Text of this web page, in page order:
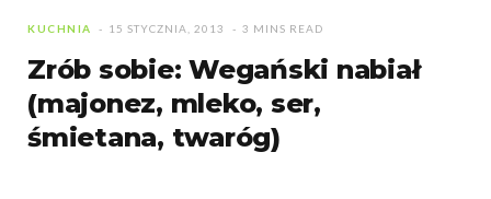
KUCHNIA 15 STYCZNIA, 2013 3 MINS READ
Zrób sobie: Wegański nabiał
(majonez, mleko, ser,
śmietana, twaróg)